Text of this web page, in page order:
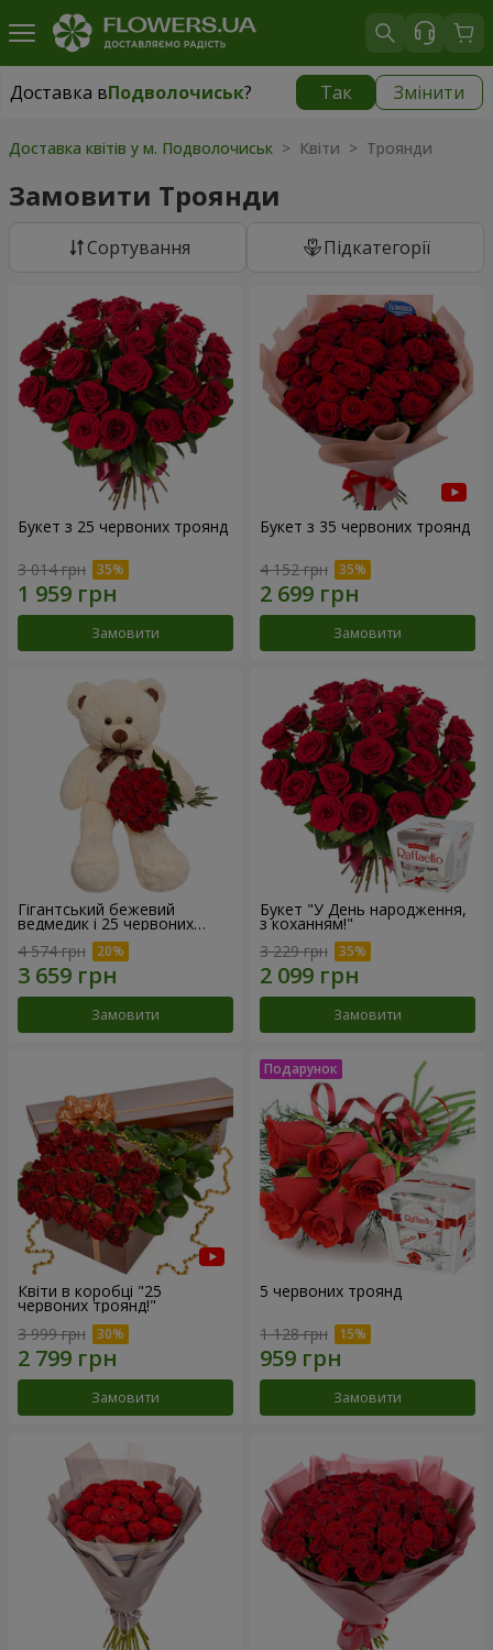
Доставка вПодволочиськ? Так Змінити
Доставка вПодволочиськ|
Доставка квітів у м. Подволочиськ > Квіти > Троянди
Замовити Троянди
Сортування Підкатегорії
Букет з 25 червоних троянд
3 014 грн
Замовити
Букет з 35 червоних троянд
4 152 грн
Замовити
Гігантський бежевий
ведмедик і 25 червоних
троянд
4 574 грн
Замовити
Букет "У День народження,
з коханням!"
3 229 грн
Замовити
Квіти в коробці "25
червоних троянд!"
3 999 грн
Замовити
5 червоних троянд
1 128 грн
Замовити